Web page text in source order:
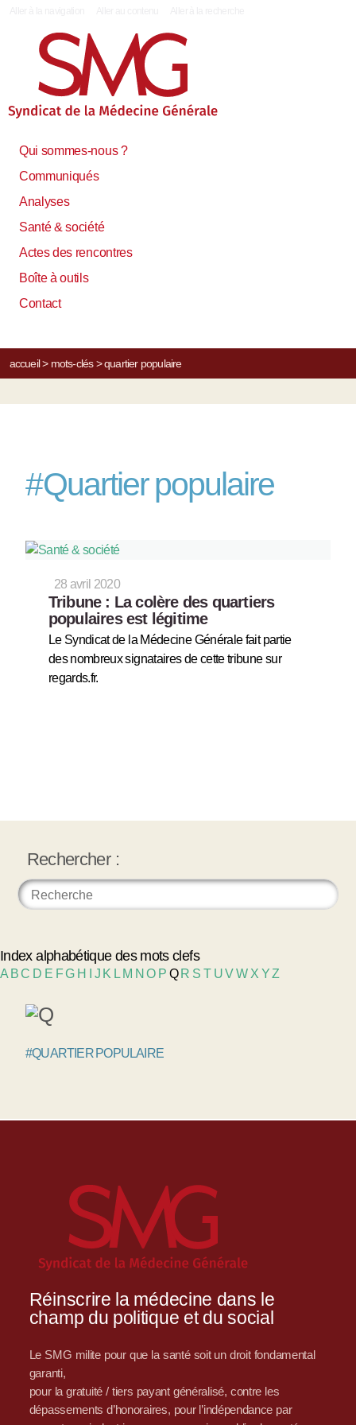
Qui sommes-nous ?
Communiqués
Analyses
Santé & société
Actes des rencontres
Boîte à outils
Contact
accueil> mots-clés> quartier populaire
#Quartier populaire
28 avril 2020
Tribune : La colère des quartiers
populaires est légitime
Le Syndicat de la Médecine Générale fait partie
des nombreux signataires de cette tribune sur
regards.fr.
Rechercher :
Index alphabétique des mots clefs
A BC D E FG H J K L M NO P Q R S T UVW X YZ
#QUARTIER POPULAIRE
Réinscrire la médecine dans le
champ du politique et du social
Le SMG milite pour que la santé soit un droit fondamental
garanti,
pour la gratuité / tiers payant généralisé, contre les
dépassements d’honoraires, pour l’indépendance par